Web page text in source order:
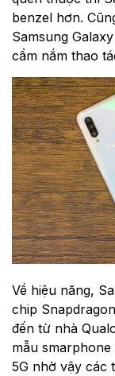
benzel hơn.
Samsung
cầm nắm thao
Về hiệu năng,
chip
đến từ nhà
mẫu
5G nhờ vậy các